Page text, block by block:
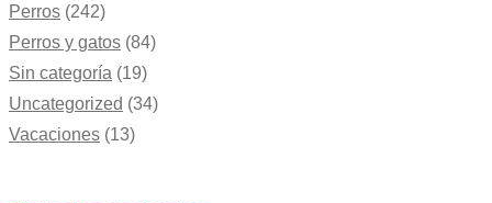
Perros (242)
Perros y gatos (84)
Sin categoría (19)
Uncategorized (34)
Vacaciones (13)